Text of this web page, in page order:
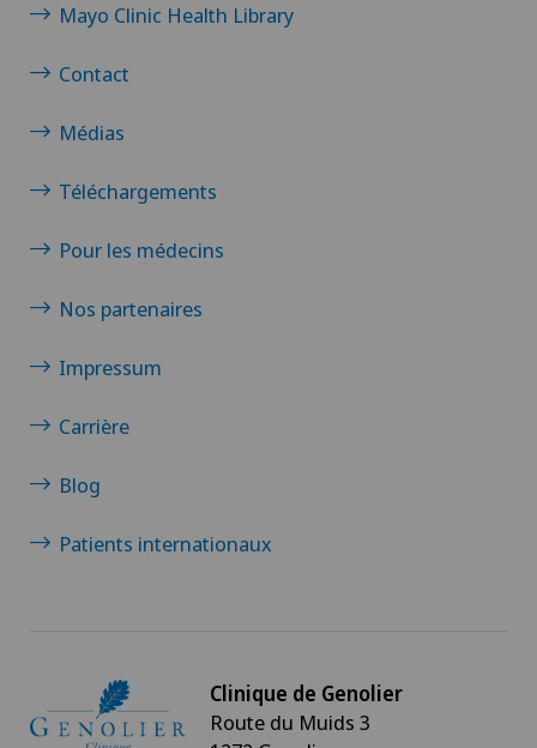
Mayo Clinic Health Library
Contact
Médias
Téléchargements
Pour les médecins
Nos partenaires
Impressum
Carrière
Blog
Patients internationaux
Clinique de Genolier
Route du Muids 3